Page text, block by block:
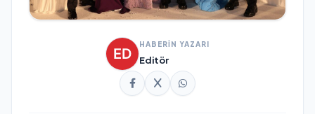
HABERİN YAZARI
Editör